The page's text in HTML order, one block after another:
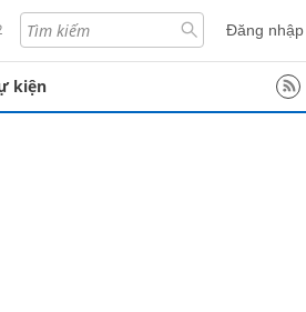
Đăng nhập
kiện